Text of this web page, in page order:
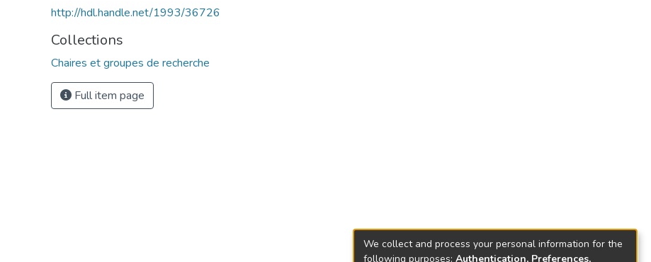
http://hdl.handle.net/1993/36726
Collections
Chaires et groupes de recherche
Full item page
We collect and process your personal information for the
following purposes: Authentication, Preferences,